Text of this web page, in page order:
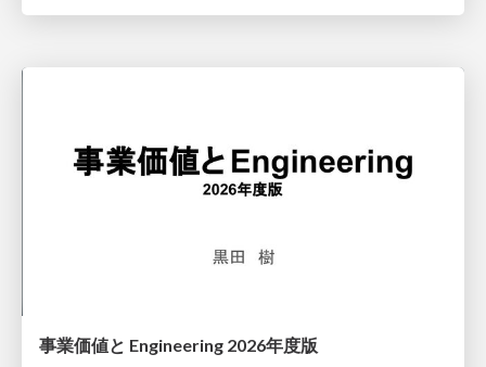
事業価値と Engineering 2026年度版